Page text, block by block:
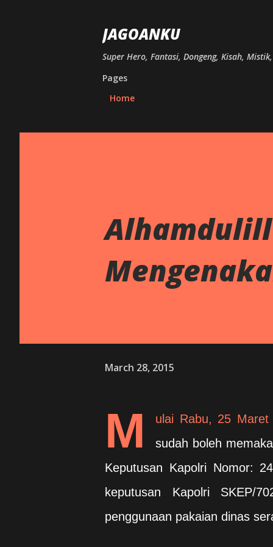
JAGOANKU
Super Hero, Fantasi, Dongeng, Kisah,
Pages
Home
March 28, 2015
M
ulai Rabu, 25
sudah boleh
Keputusan Kapolri Nomor:
keputusan Kapolri SKEP/
penggunaan pakaian dinas